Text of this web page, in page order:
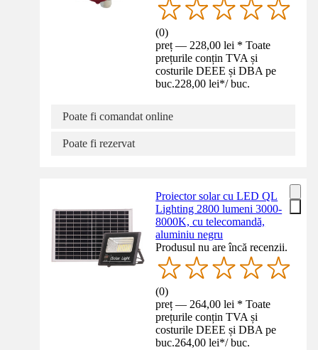
(0)
preț — 228,00 lei * Toate
prețurile conțin TVA și
costurile DEEE și DBA pe
buc.228,00 lei*/ buc.
Poate fi comandat online
Poate fi rezervat
Proiector solar cu LED QL
Lighting 2800 lumeni 3000-
8000K, cu telecomandă,
aluminiu negru
Produsul nu are încă recenzii.
(0)
preț — 264,00 lei * Toate
prețurile conțin TVA și
costurile DEEE și DBA pe
buc.264,00 lei*/ buc.